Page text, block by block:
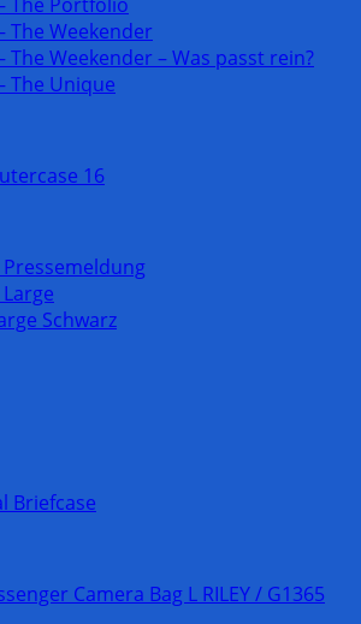
The Weekender
The Weekender – Was passt rein?
The Unique
16
Schwarz
Briefcase
Camera Bag L RILEY / G1365